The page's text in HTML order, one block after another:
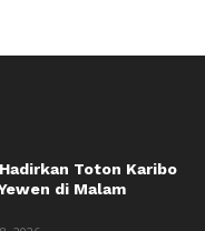
Toton Karibo
di Malam